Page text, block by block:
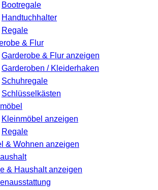
Bootregale
Handtuchhalter
Regale
& Flur
Garderobe & Flur anzeigen
Garderoben / Kleiderhaken
Schuhregale
Schlüsselkästen
Kleinmöbel anzeigen
Regale
& Wohnen anzeigen
& Haushalt anzeigen